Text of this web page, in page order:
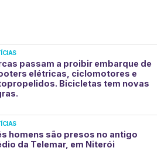
passam a proibir embarque de
elétricas, ciclomotores e
Bicicletas tem novas
homens são presos no antigo
da Telemar, em Niterói